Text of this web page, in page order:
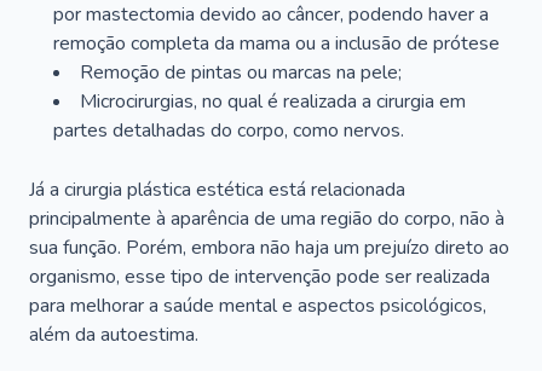
por mastectomia devido ao câncer, podendo haver a
remoção completa da mama ou a inclusão de prótese
Remoção de pintas ou marcas na pele;
Microcirurgias, no qual é realizada a cirurgia em
partes detalhadas do corpo, como nervos.
Já a cirurgia plástica estética está relacionada
principalmente à aparência de uma região do corpo, não à
sua função. Porém, embora não haja um prejuízo direto ao
organismo, esse tipo de intervenção pode ser realizada
para melhorar a saúde mental e aspectos psicológicos,
além da autoestima.